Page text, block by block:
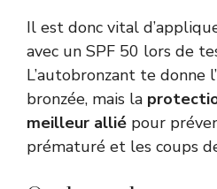
Il est donc vital
avec un SPF 50 lors de
L’autobronzant te donne
bronzée, mais la
meilleur allié pour
prématuré et les coups